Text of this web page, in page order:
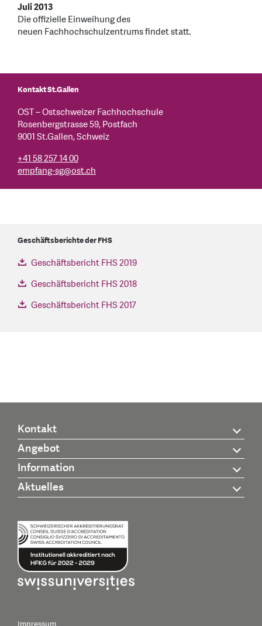
Juli 2013
Die offizielle Einweihung des
neuen Fachhochschulzentrums findet statt.
Kontakt St.Gallen
OST – Ostschweizer Fachhochschule
Rosenbergstrasse 59, Postfach
9001 St.Gallen, Schweiz
+41 58 257 14 00
empfang-sg@ost.ch
Geschäftsberichte der FHS
Geschäftsbericht FHS 2019
Geschäftsbericht FHS 2018
Geschäftsbericht FHS 2017
Kontakt
Angebot
Information
Aktuelles